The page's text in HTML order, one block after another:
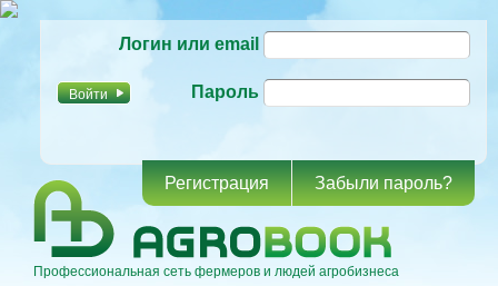
основному
Логин или email
Пароль
Регистрация Забыли пароль?
Профессиональная сеть фермеров и людей агробизнеса